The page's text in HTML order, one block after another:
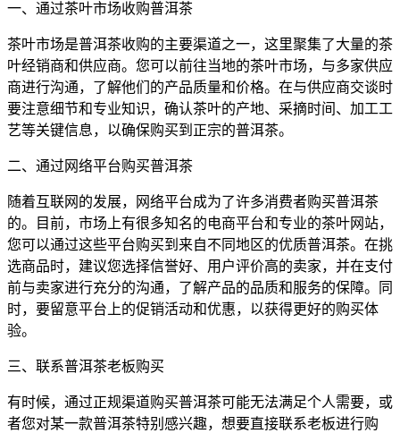
一、通过茶叶市场收购普洱茶
茶叶市场是普洱茶收购的主要渠道之一，这里聚集了大量的茶
叶经销商和供应商。您可以前往当地的茶叶市场，与多家供应
商进行沟通，了解他们的产品质量和价格。在与供应商交谈时
要注意细节和专业知识，确认茶叶的产地、采摘时间、加工工
艺等关键信息，以确保购买到正宗的普洱茶。
二、通过网络平台购买普洱茶
随着互联网的发展，网络平台成为了许多消费者购买普洱茶
的。目前，市场上有很多知名的电商平台和专业的茶叶网站，
您可以通过这些平台购买到来自不同地区的优质普洱茶。在挑
选商品时，建议您选择信誉好、用户评价高的卖家，并在支付
前与卖家进行充分的沟通，了解产品的品质和服务的保障。同
时，要留意平台上的促销活动和优惠，以获得更好的购买体
验。
三、联系普洱茶老板购买
有时候，通过正规渠道购买普洱茶可能无法满足个人需要，或
者您对某一款普洱茶特别感兴趣，想要直接联系老板进行购